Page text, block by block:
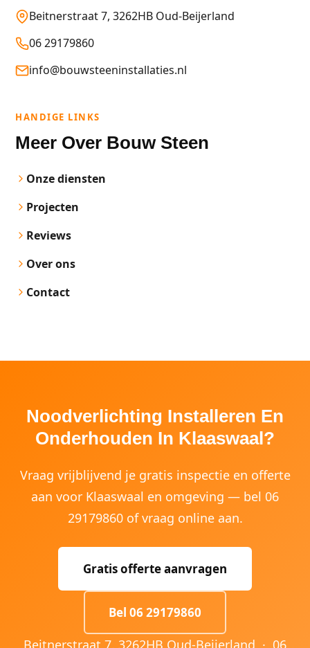
Beitnerstraat 7, 3262HB Oud-Beijerland
06 29179860
info@bouwsteeninstallaties.nl
HANDIGE LINKS
Meer Over Bouw Steen
Onze diensten
Projecten
Reviews
Over ons
Contact
Noodverlichting Installeren En
Onderhouden In Klaaswaal?
Vraag vrijblijvend je gratis inspectie en offerte
aan voor Klaaswaal en omgeving — bel 06
29179860 of vraag online aan.
Gratis offerte aanvragen
Bel 06 29179860
Beitnerstraat 7, 3262HB Oud-Beijerland · 06